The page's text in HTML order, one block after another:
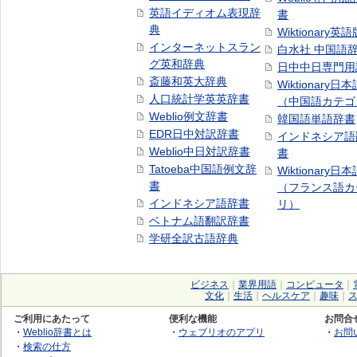
英語イディオム表現辞
典
インターネットスラン
グ英和辞典
斎藤和英大辞典
人口統計学英英辞書
Weblio例文辞書
EDR日中対訳辞書
Weblio中日対訳辞書
Tatoeba中国語例文辞
書
インドネシア語辞書
ベトナム語翻訳辞書
学研全訳古語辞典
書
Wiktionary英語
白水社 中国語
日中中日専門
Wiktionary日本
（中国語カテ
韓国語単語辞書
インドネシア
書
Wiktionary日本
（フランス語
リ）
ビジネス 業界用語 コンピュータ
文化
生活 ヘルスケア 趣味
ご利用にあたって
・ Weblio辞書とは
・ 検索の仕方
便利な機能
・ ウェブリオのアプリ
お問合
・ お問